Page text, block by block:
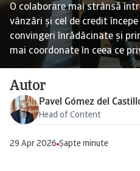
O colaborare mai strânsă
vânzări și cel de credit
convingeri înrădăcinate și
mai coordonate în ceea ce
Autor
Pavel Gómez del
Head of Content
29 Apr 2026 Șapte minute